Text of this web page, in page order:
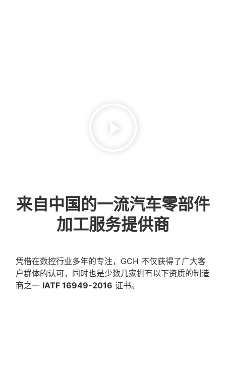
来自中国的一流汽车零部件
加工服务提供商
凭借在数控行业多年的专注，GCH 不仅获得了广大客
户群体的认可，同时也是少数几家拥有以下资质的制造
商之一 IATF 16949-2016 证书。